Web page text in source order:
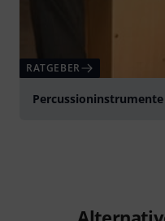
RATGEBER
Percussioninstrumente